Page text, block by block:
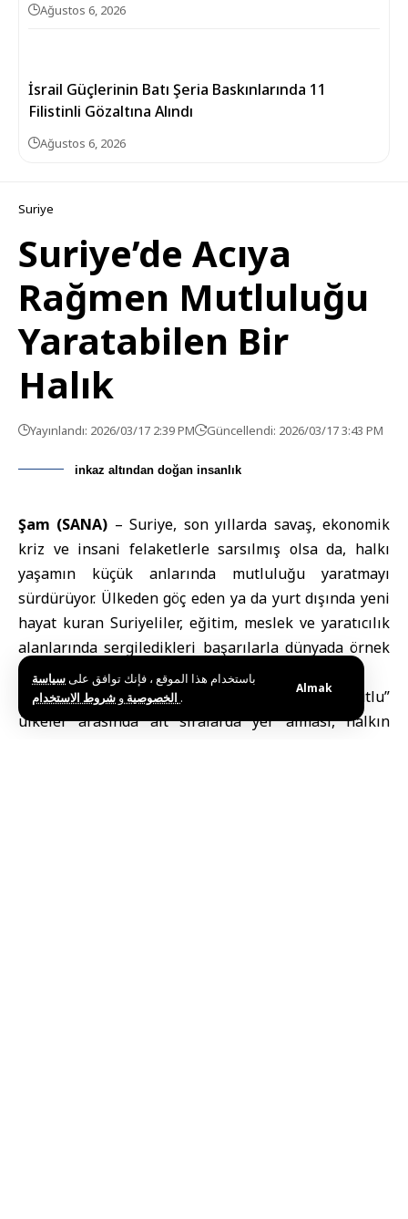
باستخدام هذا الموقع ، فإنك توافق علىسياسة
الخصوصية و .
Almak
Ağustos 6, 2026
İsrail Güçlerinin Batı Şeria Baskınlarında 11
Filistinli Gözaltına Alındı
Ağustos 6, 2026
Suriye
Suriye’de Acıya
Rağmen Mutluluğu
Yaratabilen Bir
Halık
Yayınlandı: 2026/03/17 2:39 PM Güncellendi: 2026/03/17 3:43 PM
inkaz altından doğan insanlık
Şam (SANA) – Suriye, son yıllarda savaş, ekonomik
kriz ve insani felaketlerle sarsılmış olsa da, halkı
yaşamın küçük anlarında mutluluğu yaratmayı
sürdürüyor. Ülkeden göç eden ya da yurt dışında yeni
hayat kuran Suriyeliler, eğitim, meslek ve yaratıcılık
alanlarında sergiledikleri başarılarla dünyada örnek
teşkil ediyor.
Suriye’nin uluslararası sıralamalarda “en mutlu”
ülkeler arasında alt sıralarda yer alması, halkın